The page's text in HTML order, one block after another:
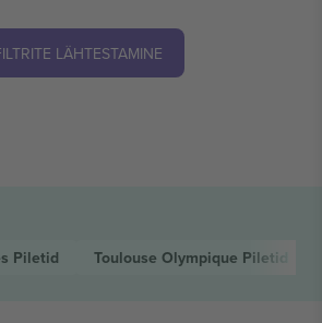
LÄHTESTAMINE
Piletid Toulouse Olympique Piletid